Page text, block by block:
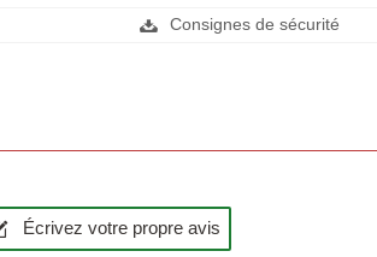
Consignes de sécurité
Écrivez votre propre avis